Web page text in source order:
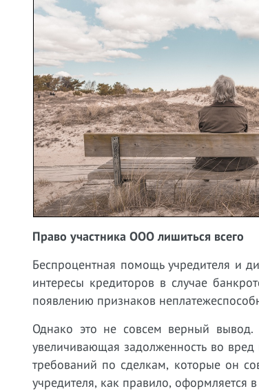
Право участника ООО лишиться всего
Беспроцентная помощь учредителя и
интересы кредиторов в случае
появлению признаков
Однако это не совсем верный вывод.
увеличивающая задолженность во
требований по сделкам, которые он
учредителя, как правило, оформляется